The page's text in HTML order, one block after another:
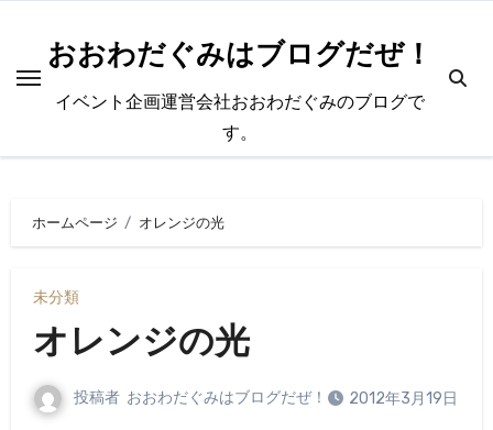
おおわだぐみはブログだぜ！
イベント企画運営会社おおわだぐみのブログで
す。
ホームページ オレンジの光
未分類
オレンジの光
投稿者 おおわだぐみはブログだぜ！ 2012年3月19日